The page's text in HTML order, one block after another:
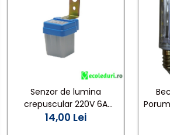
Senzor de lumina
crepuscular 220V 6A
1200W IP44
14,00 Lei